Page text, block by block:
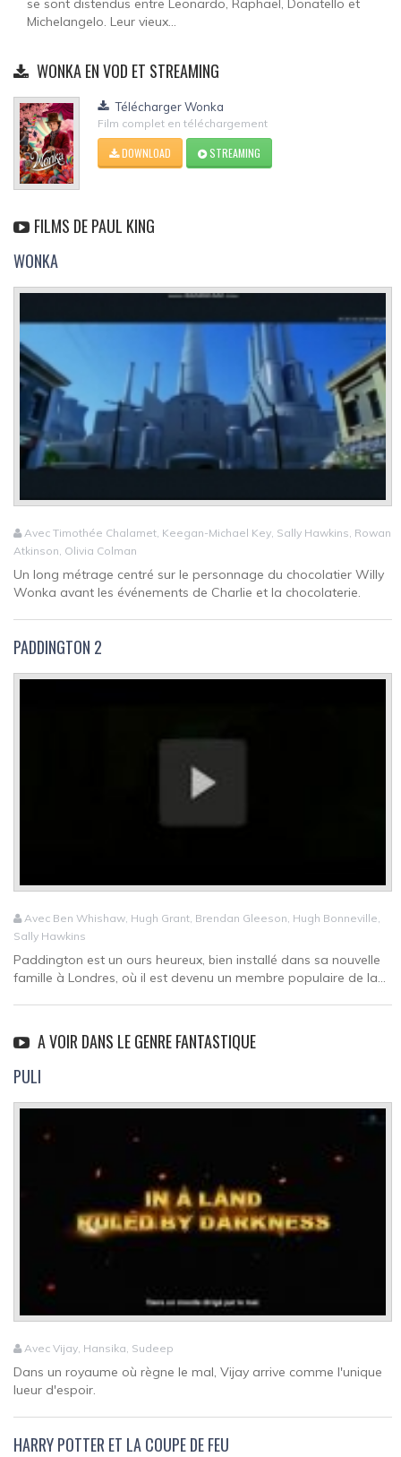
se sont distendus entre Leonardo, Raphael, Donatello et
Michelangelo. Leur vieux...
WONKA EN VOD ET STREAMING
Télécharger Wonka
Film complet en téléchargement
DOWNLOAD STREAMING
FILMS DE PAUL KING
WONKA
Avec Timothée Chalamet, Keegan-Michael Key, Sally Hawkins, Rowan
Atkinson, Olivia Colman
Un long métrage centré sur le personnage du chocolatier Willy
Wonka avant les événements de Charlie et la chocolaterie.
PADDINGTON 2
Avec Ben Whishaw, Hugh Grant, Brendan Gleeson, Hugh Bonneville,
Sally Hawkins
Paddington est un ours heureux, bien installé dans sa nouvelle
famille à Londres, où il est devenu un membre populaire de la...
A VOIR DANS LE GENRE FANTASTIQUE
PULI
Avec Vijay, Hansika, Sudeep
Dans un royaume où règne le mal, Vijay arrive comme l'unique
lueur d'espoir.
HARRY POTTER ET LA COUPE DE FEU